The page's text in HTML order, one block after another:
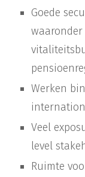
Goede
waaronder
Werken
Veel
level
Ruimte